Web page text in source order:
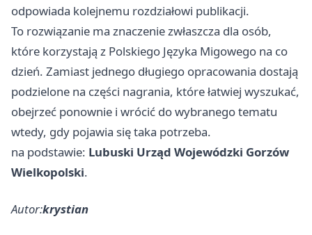
odpowiada kolejnemu rozdziałowi publikacji.
To rozwiązanie ma znaczenie zwłaszcza dla osób,
które korzystają z Polskiego Języka Migowego na co
dzień. Zamiast jednego długiego opracowania dostają
podzielone na części nagrania, które łatwiej wyszukać,
obejrzeć ponownie i wrócić do wybranego tematu
wtedy, gdy pojawia się taka potrzeba.
na podstawie: Lubuski Urząd Wojewódzki Gorzów
Wielkopolski.
Autor:krystian